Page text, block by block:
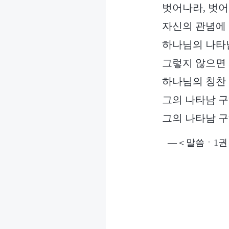
벗어나라, 벗
자신의 관념
하나님의 나
그렇지 않으
하나님의 칭찬
그의 나타남
그의 나타남
―＜말씀ㆍ1권